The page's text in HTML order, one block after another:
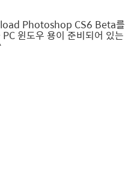
Photoshop CS6 Beta를
윈도우 용이 준비되어 있는